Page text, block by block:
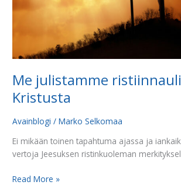
Me julistamme
Kristusta
Avainblogi /Marko Selkomaa
Ei mikään toinen tapahtuma ajassa ja
vertoja Jeesuksen ristinkuoleman
Read More »